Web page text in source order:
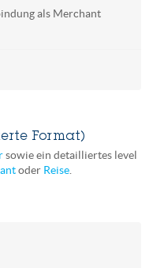
als Merchant
Format)
sowie ein detailliertes level
oder Reise